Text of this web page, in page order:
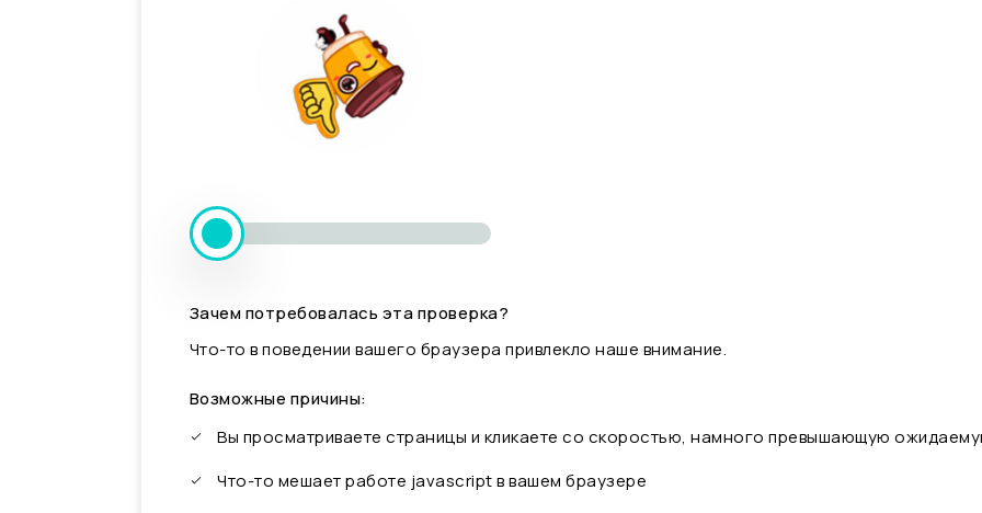
Зачем потребовалась эта проверка?
Что-то в поведении вашего браузера привлекло наше внимание.
Возможные причины:
Вы просматриваете страницы и кликаете со скоростью, намного превышающую
Что-то мешает работе javascript в вашем браузере